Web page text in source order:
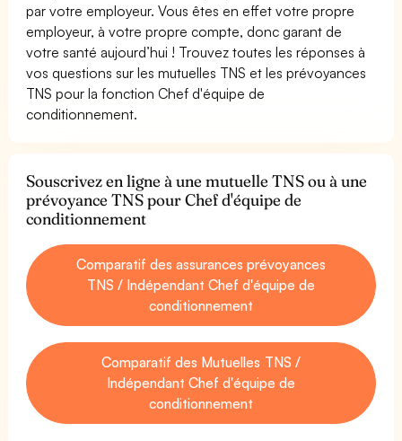
par votre employeur. Vous êtes en effet votre propre
employeur, à votre propre compte, donc garant de
votre santé aujourd’hui ! Trouvez toutes les réponses à
vos questions sur les mutuelles TNS et les prévoyances
TNS pour la fonction Chef d'équipe de
conditionnement.
Souscrivez en ligne à une mutuelle TNS ou à une
prévoyance TNS pour Chef d'équipe de
conditionnement
Comparatif des assurances prévoyances
TNS / Indépendant Chef d'équipe de
conditionnement
Comparatif des Mutuelles TNS /
Indépendant Chef d'équipe de
conditionnement